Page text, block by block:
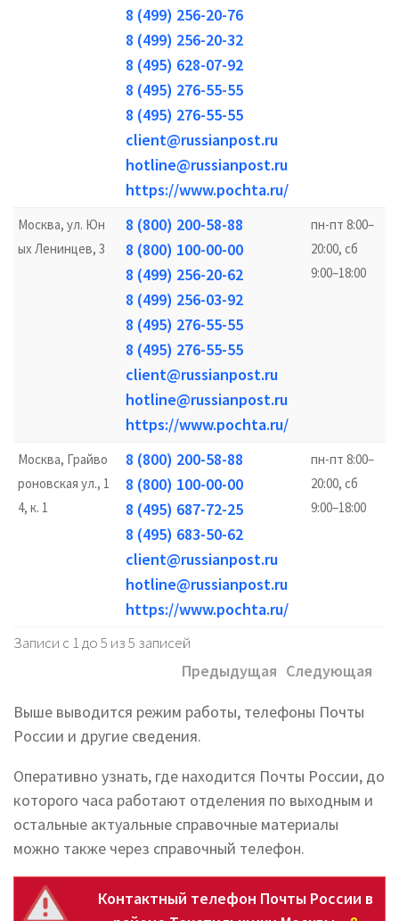
8 (499) 256-20-76
8 (499) 256-20-32
8 (495) 628-07-92
8 (495) 276-55-55
8 (495) 276-55-55
client@russianpost.ru
hotline@russianpost.ru
https://www.pochta.ru/
Москва, ул. Юн
ых Ленинцев, 3
8 (800) 200-58-88
8 (800) 100-00-00
8 (499) 256-20-62
8 (499) 256-03-92
8 (495) 276-55-55
8 (495) 276-55-55
client@russianpost.ru
hotline@russianpost.ru
https://www.pochta.ru/
пн-пт 8:00–
20:00, сб
9:00–18:00
Москва, Грайво
роновская ул., 1
4, к. 1
8 (800) 200-58-88
8 (800) 100-00-00
8 (495) 687-72-25
8 (495) 683-50-62
client@russianpost.ru
hotline@russianpost.ru
https://www.pochta.ru/
пн-пт 8:00–
20:00, сб
9:00–18:00
Записи с 1 до 5 из 5 записей
Предыдущая Следующая
Выше выводится режим работы, телефоны Почты
России и другие сведения.
Оперативно узнать, где находится Почты России, до
которого часа работают отделения по выходным и
остальные актуальные справочные материалы
можно также через справочный телефон.
Контактный телефон Почты России в